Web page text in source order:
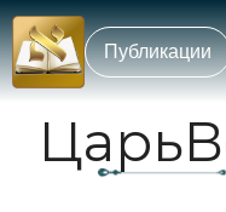
Публикации